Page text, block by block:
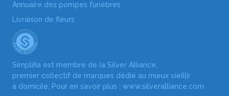
Annuaire des pompes funèbres
Livraison de fleurs
Simplifia est membre de la Silver Alliance,
premier collectif de marques dédié au mieux vieillir
à domicile. Pour en savoir plus : www.silveralliance.com